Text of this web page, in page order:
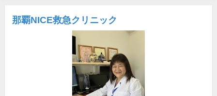
那覇NICE救急クリニック